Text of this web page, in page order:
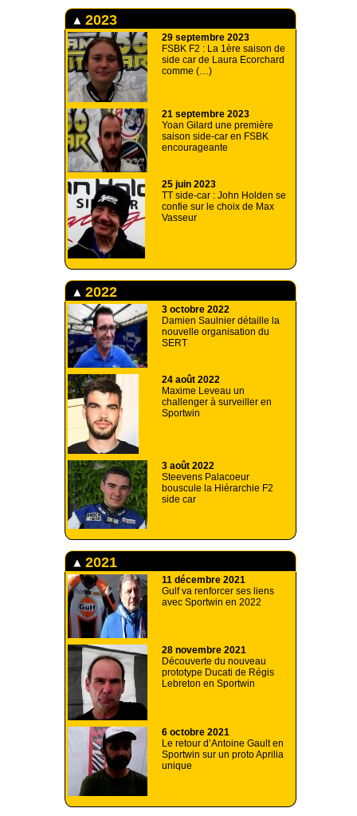
2023
29 septembre 2023
FSBK F2 : La 1ère saison de
side car de Laura Ecorchard
comme (…)
21 septembre 2023
Yoan Gilard une première
saison side-car en FSBK
encourageante
25 juin 2023
TT side-car : John Holden se
confie sur le choix de Max
Vasseur
2022
3 octobre 2022
Damien Saulnier détaille la
nouvelle organisation du
SERT
24 août 2022
Maxime Leveau un
challenger à surveiller en
Sportwin
3 août 2022
Steevens Palacoeur
bouscule la Hiérarchie F2
side car
2021
11 décembre 2021
Gulf va renforcer ses liens
avec Sportwin en 2022
28 novembre 2021
Découverte du nouveau
prototype Ducati de Régis
Lebreton en Sportwin
6 octobre 2021
Le retour d’Antoine Gault en
Sportwin sur un proto Aprilia
unique